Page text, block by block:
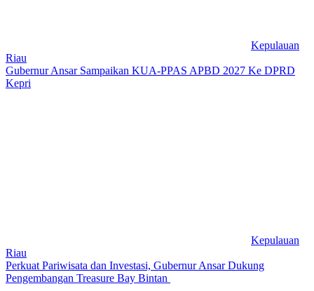
Kepulauan
Riau
Gubernur Ansar Sampaikan KUA-PPAS APBD 2027 Ke DPRD
Kepri
Kepulauan
Riau
Perkuat Pariwisata dan Investasi, Gubernur Ansar Dukung
Pengembangan Treasure Bay Bintan